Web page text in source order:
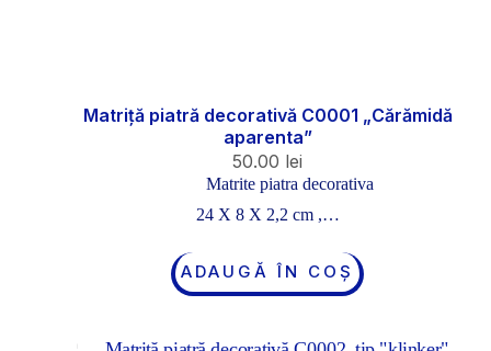
Matriță piatră decorativă C0001 „Cărămidă
aparenta”
50.00 lei
Matrite piatra decorativa
24 X 8 X 2,2 cm ,…
ADAUGĂ ÎN COȘ